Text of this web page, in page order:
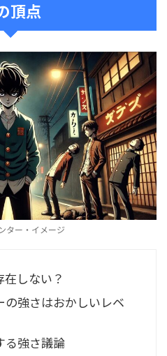
頂点
ター・イメージ
しない？
強さはおかしいレベ
る強さ議論